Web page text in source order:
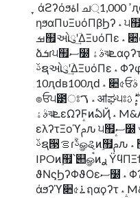
̞ άϩʔόϧاۀ ച্ߴ 1,000ԯԁʙ ˔ όΠαΠυΞυόΠβϦʔ ˔
ηϧαΠυΞυόΠβϦʔ ˔ ੫຿ސ໰ ˔ ܦӦ؅ཧʹؔ͢ΔΞυόΠε ˔
ࡒ຿ઓུʹؔ͢ΔΞυόΠε ˔ ૊৫࠶ฤαϙʔτ ϑΝΠφϯγϟϧΞυόΠβϦʔ
ձܭɾ੫຿ސ໰ ࣄۀঝܧαϙʔτ ίϯαϧςΟϯάαʔϏε ˔ ܦӦঝܧΞυόΠε ˔
ࢿຊઓུʹؔ͢ΔΞυόΠε ˔ Φʔφʔࡒ࢈؅ཧαϙʔτ தݎاۀ ച্ߴ
10ԯԁʙ100ԯԁ ˔ ૊৫ਓࣄ ˔ DX ˔ IPO ˔ αεςφϏϦςΟ ˔
๏ਓ੫౳ਃࠂ ˔ ॴಘ੫ਃࠂ ˔ ݄ܾ࣍ࢉαϙʔτ ˔ ؅ཧۀ຿ΞυόΠε ˔
ࣄۀঝܧεΩʔϜͷఏҊ ˔ M&AఏҊ ˔ ैۀһҾܧͷαϙʔτ ࣄۀঝܧαϙʔτ
ελʔτΞοϓࢧԉ ੫຿ސ໰ খن໛اۀ ച্ߴ ʙ10ԯԁ ˔
ࢿຊ੓ࡦɾࢿۚௐୡͷ࣮຿ࢧԉ ˔ ໨తʹԠͨ͡ࣄۀܭըͷࡦఆࢧԉ ˔
IPOͷ࣮຿՝୊ௐࠪͷ࣮ࢪ ΫϥΠΞϯτن໛ผͷαʔϏεఏڙྫ ˔
ϑΝϛϦʔΦϑΟεސ໰ ˔ Φʔφʔঝܧରࡦ ˔ ੫຿ձܭηΧϯυΦϐχΦϯ ˔
άϧʔϓ૊৫࠶ฤαϙʔτ ˔ M&AҊ݅ͷఏҊ ˔ ̙̙ ɾόϦϡΤʔγϣϯʙ ̢̥ ̞ / ̥̥